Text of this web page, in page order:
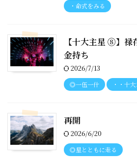
・命式をみる
【十大主星 ⑧】禄
金持ち
2026/7/13
◎一伍一什 ・・十
再開
2026/6/20
◎星とともに走る